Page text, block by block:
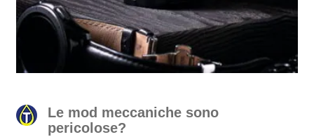
Le mod meccaniche sono
pericolose?